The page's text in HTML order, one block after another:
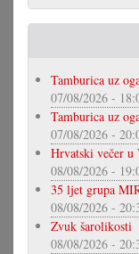
Tamburica uz
07/08/2026 -
Tamburica uz
07/08/2026 -
Hrvatski večer
08/08/2026 -
35 ljet grupa
08/08/2026 -
Zvuk šarolikosti
08/08/2026 -